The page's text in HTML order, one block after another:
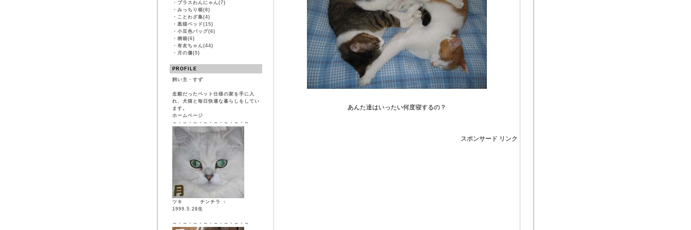
・ プラスわんにゃん(7)
・ みっちり箱(8)
・ ことわざ集(4)
・ 黒猫ベッド(15)
・ 小豆色バッグ(6)
・ 桐箱(6)
・ 有友ちゃん(44)
・ 月の傷(5)
PROFILE
飼い主・すず
念願だったペット仕様の家を手に入
れ、犬猫と毎日快適な暮らしをしてい
ます。
ホームページ
～・～・～・～・～・～・～・～
ツキ チンチラ ♀
1999.5.28生
～・～・～・～・～・～・～・～
あんた達はいったい何度寝するの？
スポンサード リンク